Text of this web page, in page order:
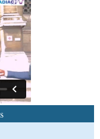
N'Guesso
foire